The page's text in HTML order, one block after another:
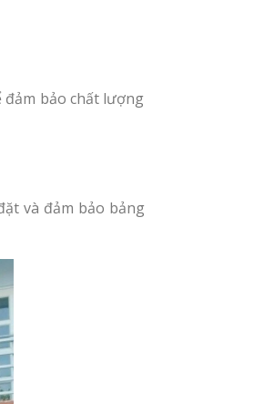
đảm bảo chất lượng
và đảm bảo bảng